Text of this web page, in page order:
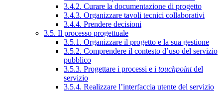
3.4.2. Curare la documentazione di progetto
3.4.3. Organizzare tavoli tecnici collaborativi
3.4.4. Prendere decisioni
3.5. Il processo progettuale
3.5.1. Organizzare il progetto e la sua gestione
3.5.2. Comprendere il contesto d’uso del servizio
pubblico
3.5.3. Progettare i processi e i touchpointdel
servizio
3.5.4. Realizzare l’interfaccia utente del servizio